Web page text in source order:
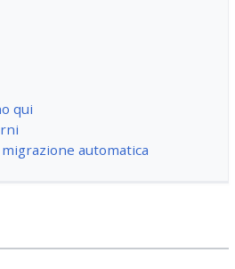
qui
automatica